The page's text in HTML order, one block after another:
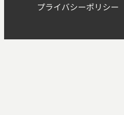
プライバシーポリシー